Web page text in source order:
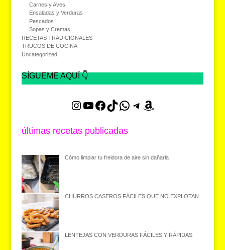
Carnes y Aves
Ensaladas y Verduras
Pescados
Sopas y Cremas
RECETAS TRADICIONALES
TRUCOS DE COCINA
Uncategorized
SÍGUEME AQUÍ 👇
Instagram
YouTube
Facebook
TikTok
WhatsApp
Telegram
Amazon
últimas recetas publicadas
Cómo limpiar tu freidora de aire sin dañarla
CHURROS CASEROS FÁCILES QUE NO EXPLOTAN
LENTEJAS CON VERDURAS FÁCILES Y RÁPIDAS